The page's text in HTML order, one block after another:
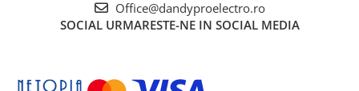
Office@dandyproelectro.ro
SOCIAL URMARESTE-NE IN SOCIAL MEDIA